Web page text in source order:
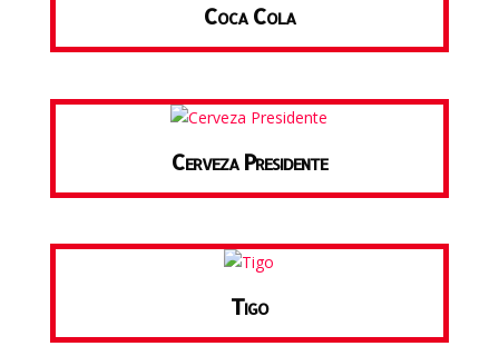
Coca Cola
Cerveza Presidente
Tigo